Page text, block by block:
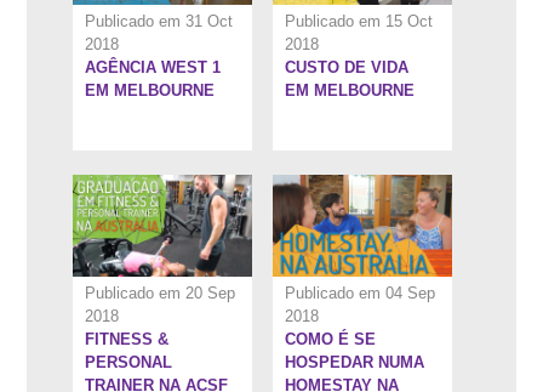
Publicado em 31 Oct
2018
AGÊNCIA WEST 1
EM MELBOURNE
Publicado em 15 Oct
2018
CUSTO DE VIDA
EM MELBOURNE
Publicado em 20 Sep
2018
5:34''
FITNESS &
PERSONAL
TRAINER NA ACSF
Publicado em 04 Sep
2018
7:22''
COMO É SE
HOSPEDAR NUMA
HOMESTAY NA
8:0''